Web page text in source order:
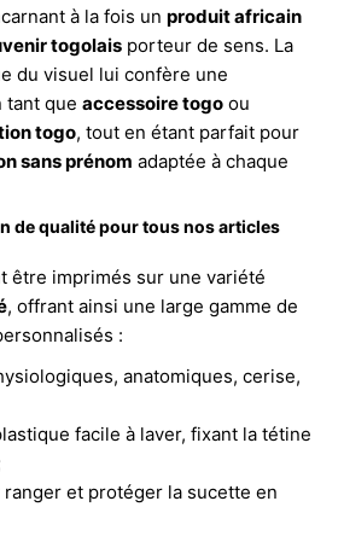
à la fois un produit africain
togolais porteur de sens. La
du visuel lui confère une
tant que accessoire togo ou
togo, tout en étant parfait pour
sans prénom adaptée à chaque
de qualité pour tous nos articles
être imprimés sur une variété
, offrant ainsi une large gamme de
:
anatomiques, cerise,
facile à laver, fixant la tétine
et protéger la sucette en